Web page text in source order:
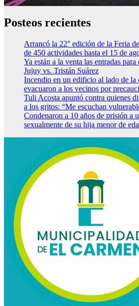
Posteos recientes
Arrancó la 22° edición de la Feria
de 450 actividades hasta el 15 de
Ya están a la venta las entradas
Jujuy vs. Tristán Suárez
Incendio en un edificio al lado de la
evacuaron a los vecinos por
Tuli Acosta apuntó contra quienes
a los gritos: “Me escuchan
Condenaron a 10 años de prisión a
sexualmente de su hija menor de